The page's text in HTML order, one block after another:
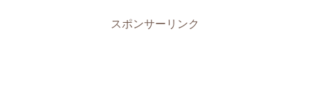
スポンサーリンク